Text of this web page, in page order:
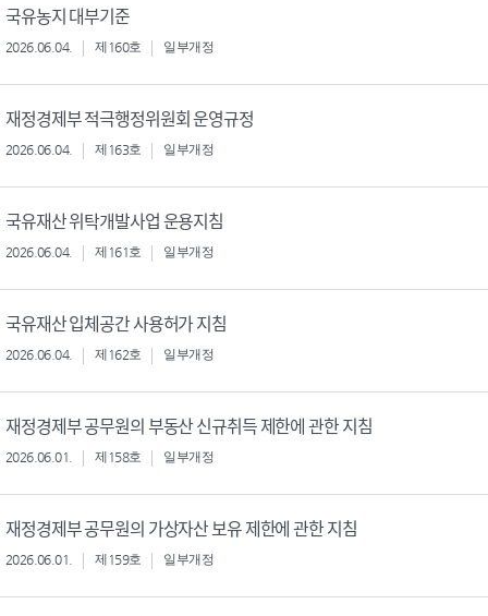
국유농지 대부기준
2026.06.04. 제160호 일부개정
재정경제부 적극행정위원회 운영규정
2026.06.04. 제163호 일부개정
국유재산 위탁개발사업 운용지침
2026.06.04. 제161호 일부개정
국유재산 입체공간 사용허가 지침
2026.06.04. 제162호 일부개정
재정경제부 공무원의 부동산 신규취득 제한에 관한 지침
2026.06.01. 제158호 일부개정
재정경제부 공무원의 가상자산 보유 제한에 관한 지침
2026.06.01. 제159호 일부개정